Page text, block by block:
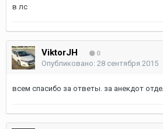
в лс
ViktorJH 0
Опубликовано: 28 сентября 2015
всем спасибо за ответы. за анекдот